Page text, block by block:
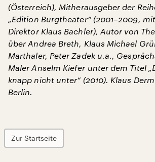
(Österreich), Mitherausgeber der
„Edition Burgtheater“ (2001–2009,
Direktor Klaus Bachler), Autor von
über Andrea Breth, Klaus Michael
Marthaler, Peter Zadek u.a.,
Maler Anselm Kiefer unter dem Titel
knapp nicht unter“ (2010). Klaus
Berlin.
Zur Startseite